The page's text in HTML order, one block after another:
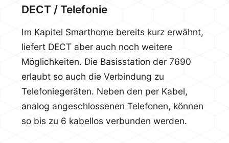
DECT / Telefonie
Im Kapitel Smarthome bereits kurz erwähnt,
liefert DECT aber auch noch weitere
Möglichkeiten. Die Basisstation der 7690
erlaubt so auch die Verbindung zu
Telefoniegeräten. Neben den per Kabel,
analog angeschlossenen Telefonen, können
so bis zu 6 kabellos verbunden werden.